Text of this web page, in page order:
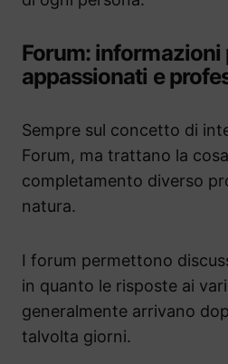
Forum: informazioni
appassionati e
Sempre sul concetto di
Forum, ma trattano la
completamento diverso
natura.
I forum permettono
in quanto le risposte ai
generalmente arrivano
talvolta giorni.